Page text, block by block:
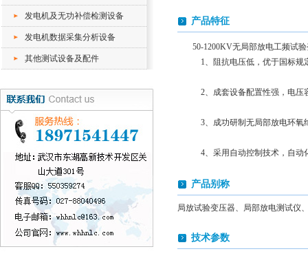
发电机及无功补偿检测设备
发电机数据采集分析设备
其他测试设备及配件
产品特征
50-1200KV无局部放电工频试
1、阻抗电压低，优于国标规
2、成套设备配置性强，电压
3、成功研制无局部放电环氧
4、采用自动控制技术，自动
产品别称
局放试验变压器、局部放电测试仪
技术参数